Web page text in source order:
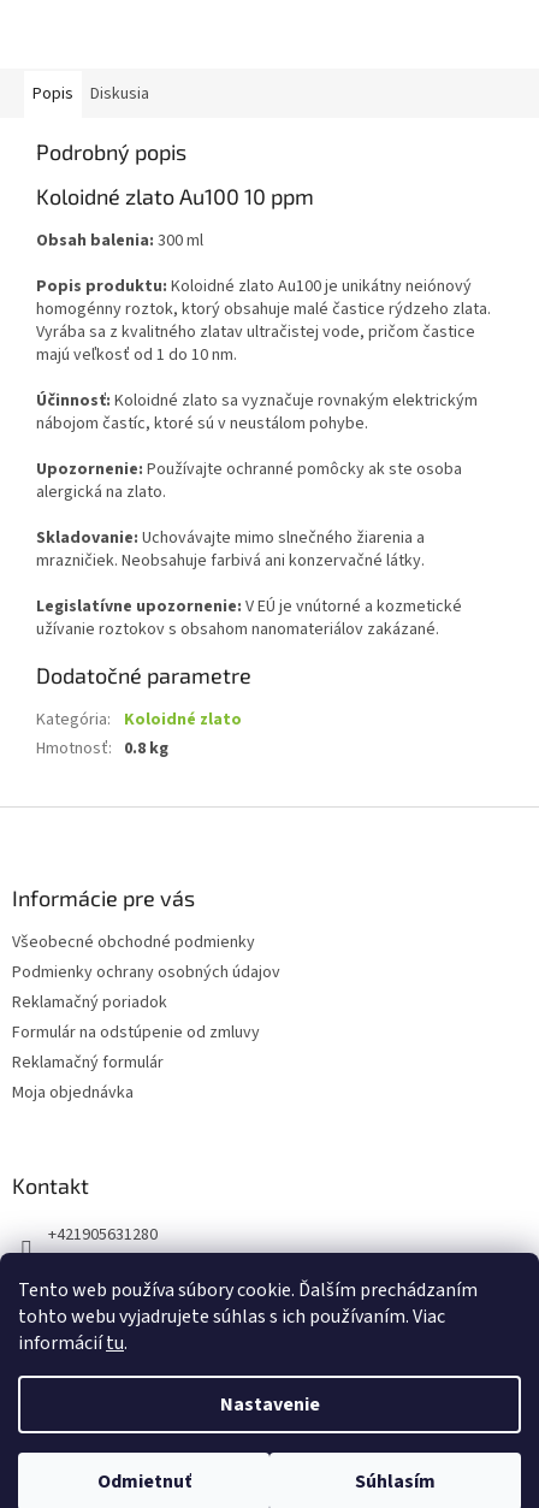
Tento web používa súbory cookie. Ďalším prechádzaním
tohto webu vyjadrujete súhlas s ich používaním. Viac
informáciítu.
Nastavenie
Odmietnuť Súhlasím
Popis Diskusia
Podrobný popis
Koloidné zlato Au100 10 ppm
Obsah balenia: 300 ml
Popis produktu: Koloidné zlato Au100 je unikátny neiónový
homogénny roztok, ktorý obsahuje malé častice rýdzeho zlata.
Vyrába sa z kvalitného zlatav ultračistej vode, pričom častice
majú veľkosť od 1 do 10 nm.
Účinnosť: Koloidné zlato sa vyznačuje rovnakým elektrickým
nábojom častíc, ktoré sú v neustálom pohybe.
Upozornenie: Používajte ochranné pomôcky ak ste osoba
alergická na zlato.
Skladovanie: Uchovávajte mimo slnečného žiarenia a
mrazničiek. Neobsahuje farbivá ani konzervačné látky.
Legislatívne upozornenie: V EÚ je vnútorné a kozmetické
užívanie roztokov s obsahom nanomateriálov zakázané.
Dodatočné parametre
Kategória:
Koloidné zlato
Hmotnosť: 0.8 kg
Informácie pre vás
Všeobecné obchodné podmienky
Podmienky ochrany osobných údajov
Reklamačný poriadok
Formulár na odstúpenie od zmluvy
Reklamačný formulár
Moja objednávka
Kontakt
+421905631280
123zdravie.sk/
Vytvoril Shoptet
Copyright 2026 . Všetky práva vyhradené.